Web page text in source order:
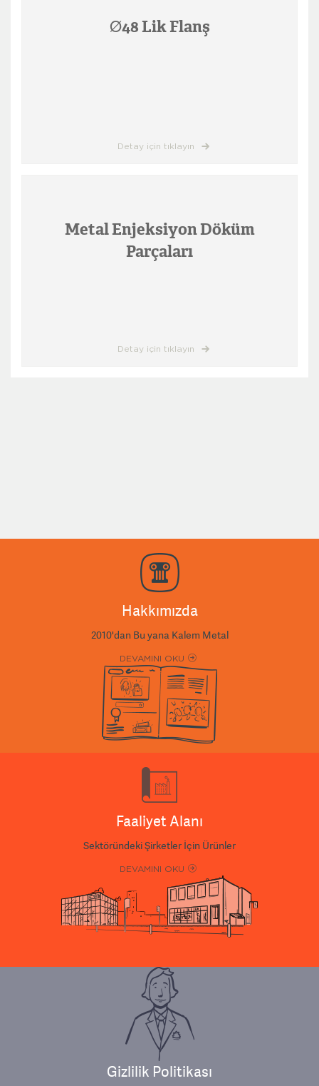
Ø48 Lik Flanş
Detay için tıklayın
Metal Enjeksiyon Döküm
Parçaları
Detay için tıklayın
Hakkımızda
2010'dan Bu yana Kalem Metal
DEVAMINI OKU
Faaliyet Alanı
Sektöründeki Şirketler İçin Ürünler
DEVAMINI OKU
Gizlilik Politikası